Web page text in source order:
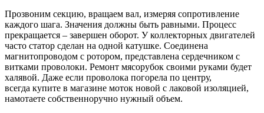
Прозвоним секцию, вращаем вал, измеряя сопротивление
каждого шага. Значения должны быть равными. Процесс
прекращается – завершен оборот. У коллекторных двигателей
часто статор сделан на одной катушке. Соединена
магнитопроводом с ротором, представлена сердечником с
витками проволоки. Ремонт мясорубок своими руками будет
халявой. Даже если проволока погорела по центру,
всегда купите в магазине моток новой с лаковой изоляцией,
намотаете собственноручно нужный объем.